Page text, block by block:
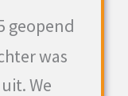
geopend
was
We